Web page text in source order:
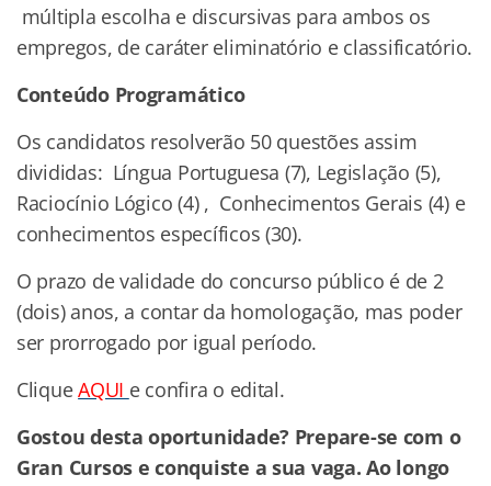
múltipla escolha e discursivas para ambos os
empregos, de caráter eliminatório e classificatório.
Conteúdo Programático
Os candidatos resolverão 50 questões assim
divididas: Língua Portuguesa (7), Legislação (5),
Raciocínio Lógico (4) , Conhecimentos Gerais (4) e
conhecimentos específicos (30).
O prazo de validade do concurso público é de 2
(dois) anos, a contar da homologação, mas poder
ser prorrogado por igual período.
CliqueAQUI e confira o edital.
Gostou desta oportunidade? Prepare-se com o
Gran Cursos e conquiste a sua vaga. Ao longo